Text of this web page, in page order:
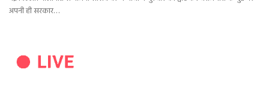
अपनी ही सरकार…